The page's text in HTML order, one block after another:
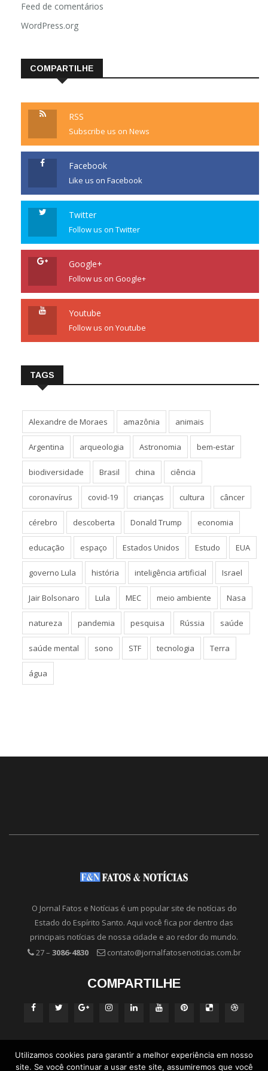
Feed de comentários
WordPress.org
COMPARTILHE
RSS
Subscribe us on News
Facebook
Like us on Facebook
Twitter
Follow us on Twitter
Google+
Follow us on Google+
Youtube
Follow us on Youtube
TAGS
Alexandre de Moraes amazônia animais
Argentina arqueologia Astronomia bem-estar
biodiversidade Brasil china ciência
coronavírus covid-19 crianças cultura câncer
cérebro descoberta Donald Trump economia
educação espaço Estados Unidos Estudo EUA
governo Lula história inteligência artificial Israel
Jair Bolsonaro Lula MEC meio ambiente Nasa
natureza pandemia pesquisa Rússia saúde
saúde mental sono STF tecnologia Terra
água
O Jornal Fatos e Notícias é um popular site de notícias do
Estado do Espírito Santo. Aqui você fica por dentro das
principais notícias de nossa cidade e ao redor do mundo.
27 – 3086-4830 contato@jornalfatosenoticias.com.br
COMPARTILHE
Utilizamos cookies para garantir a melhor experiência em nosso
site. Se você continuar a usar este site, assumiremos que você